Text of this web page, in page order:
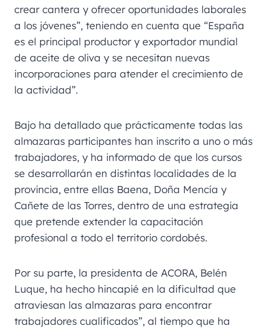
crear cantera y ofrecer oportunidades laborales
a los jóvenes”, teniendo en cuenta que “España
es el principal productor y exportador mundial
de aceite de oliva y se necesitan nuevas
incorporaciones para atender el crecimiento de
la actividad”.
Bajo ha detallado que prácticamente todas las
almazaras participantes han inscrito a uno o más
trabajadores, y ha informado de que los cursos
se desarrollarán en distintas localidades de la
provincia, entre ellas Baena, Doña Mencía y
Cañete de las Torres, dentro de una estrategia
que pretende extender la capacitación
profesional a todo el territorio cordobés.
Por su parte, la presidenta de ACORA, Belén
Luque, ha hecho hincapié en la dificultad que
atraviesan las almazaras para encontrar
trabajadores cualificados”, al tiempo que ha